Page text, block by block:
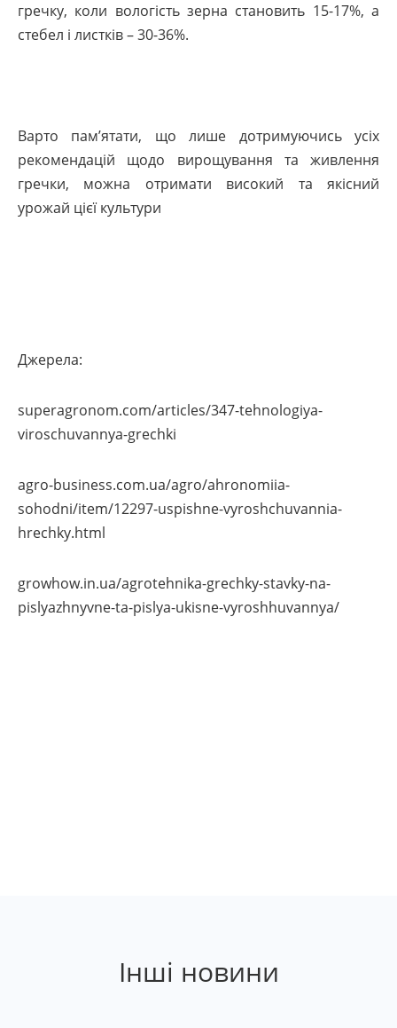
гречку, коли вологість зерна становить 15-17%, а
стебел і листків – 30-36%.
Варто пам’ятати, що лише дотримуючись усіх
рекомендацій щодо вирощування та живлення
гречки, можна отримати високий та якісний
урожай цієї культури
Джерела:
superagronom.com/articles/347-tehnologiya-
viroschuvannya-grechki
agro-business.com.ua/agro/ahronomiia-
sohodni/item/12297-uspishne-vyroshchuvannia-
hrechky.html
growhow.in.ua/agrotehnika-grechky-stavky-na-
pislyazhnyvne-ta-pislya-ukisne-vyroshhuvannya/
Інші новини